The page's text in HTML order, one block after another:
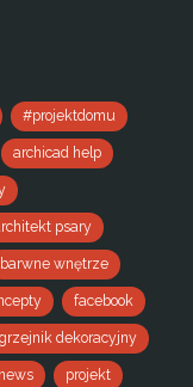
#projektdomu
archicad help
psary
barwne wnętrze
facebook
grzejnik dekoracyjny
news projekt